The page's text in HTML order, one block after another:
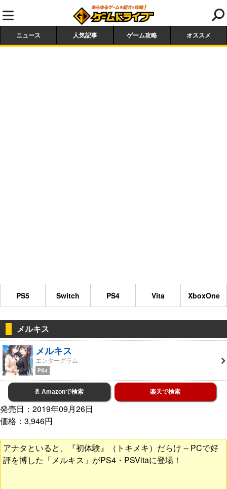
ニュース 人気記事 ゲーム攻略 オススメ
PS5 Switch PS4 Vita XboxOne
メルキス
メルキス
エンターグラム
PS4
Amazonで検索 楽天で検索
発売日：2019年09月26日
価格：3,946円
アナタといると、『初体験』（トキメキ）だらけ -- PCで好
評を博した「メルキス」がPS4・PSVitaに登場！